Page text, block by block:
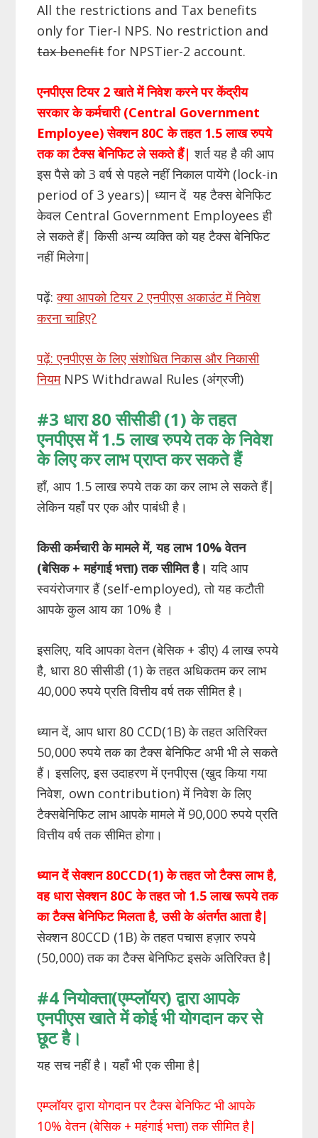
All the restrictions and Tax benefits
only for Tier-I NPS. No restriction and
tax benefitfor NPSTier-2 account.
एनपीएस टियर 2 खाते में निवेश करने पर केंद्रीय
सरकार के कर्मचारी (Central Government
Employee) सेक्शन 80C के तहत 1.5 लाख रुपये
तक का टैक्स बेनिफिट ले सकते हैं| शर्त यह है की आप
इस पैसे को 3 वर्ष से पहले नहीं निकाल पायेंगे (lock-in
period of 3 years)| ध्यान दें यह टैक्स बेनिफिट
केवल Central Government Employees ही
ले सकते हैं| किसी अन्य व्यक्ति को यह टैक्स बेनिफिट
नहीं मिलेगा|
पढ़ें:क्या आपको टियर 2 एनपीएस अकाउंट में निवेश
करना चाहिए?
पढ़ें: एनपीएस के लिए संशोधित निकास और निकासी
नियमNPS Withdrawal Rules (अंग्रजी)
#3 धारा80सीसीडी(1)केतहत
एनपीएसमें1.5लाख रुपये तककेनिवेश
केलिएकरलाभप्राप्तकरसकतेहैं
हाँ, आप 1.5 लाख रुपये तक का कर लाभ ले सकते हैं|
लेकिन यहाँ पर एक और पाबंधी है।
किसी कर्मचारी के मामले में, यह लाभ 10% वेतन
(बेसिक + महंगाई भत्ता) तक सीमित है। यदि आप
स्वयंरोजगार हैं (self-employed), तो यह कटौती
आपके कुल आय का 10% है ।
इसलिए, यदि आपका वेतन (बेसिक + डीए) 4 लाख रुपये
है, धारा 80 सीसीडी (1) के तहत अधिकतम कर लाभ
40,000 रुपये प्रति वित्तीय वर्ष तक सीमित है।
ध्यान दें, आप धारा 80 CCD(1B) के तहत अतिरिक्त
50,000 रुपये तक का टैक्स बेनिफिट अभी भी ले सकते
हैं। इसलिए, इस उदाहरण में एनपीएस (खुद किया गया
निवेश, own contribution) में निवेश के लिए
टैक्सबेनिफिट लाभ आपके मामले में 90,000 रुपये प्रति
वित्तीय वर्ष तक सीमित होगा।
ध्यान दें सेक्शन 80CCD(1) के तहत जो टैक्स लाभ है,
वह धारा सेक्शन 80C के तहत जो 1.5 लाख रूपये तक
का टैक्स बेनिफिट मिलता है, उसी के अंतर्गत आता है|
सेक्शन 80CCD (1B) के तहत पचास हज़ार रुपये
(50,000) तक का टैक्स बेनिफिट इसके अतिरिक्त है|
#4नियोक्ता(एम्प्लॉयर)द्वाराआपके
एनपीएसखातेमेंकोईभीयोगदानकरसे
छूटहै।
यह सच नहीं है। यहाँ भी एक सीमा है|
एम्प्लॉयर द्वारा योगदान पर टैक्स बेनिफिट भी आपके
10% वेतन (बेसिक + महंगाई भत्ता) तक सीमित है|